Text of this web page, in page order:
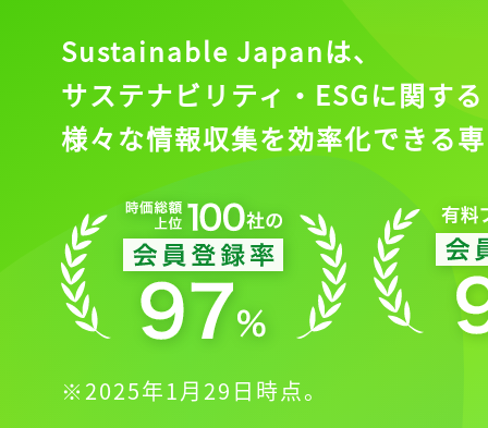
Sustainable Japanは、
サステナビリティ・ESGに関する
様々な情報収集を効率化できる
※2025年1月29日時点。